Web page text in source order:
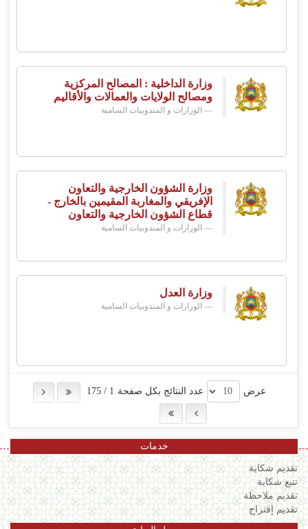
وزارة الداخلية : المصالح المركزية
ومصالح الولايات والعمالات والأقاليم
الوزارات و المندوبيات السامية
وزارة الشؤون الخارجية والتعاون
الإفريقي والمغاربة المقيمين بالخارج -
قطاع الشؤون الخارجية والتعاون
الوزارات و المندوبيات السامية
وزارة العدل
الوزارات و المندوبيات السامية
عرض عدد النتائج بكل صفحة 1
/
175
خدمات
تقديم شكاية
تتبع شكاية
تقديم ملاحظة
تقديم إقتراح